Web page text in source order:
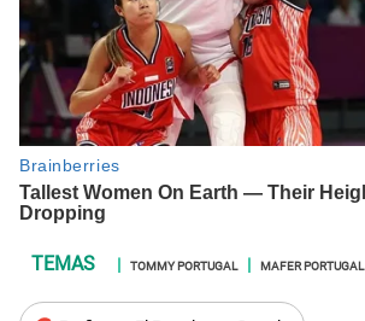
TOMMY PORTUGAL MAFER PORTUGAL